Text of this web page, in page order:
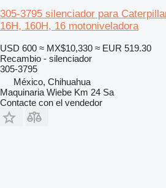
305-3795 silenciador para
16H, 160H, 16 motoniveladora
USD 600 ≈ MX$10,330 ≈ EUR 519.30
Recambio - silenciador
305-3795
México, Chihuahua
Maquinaria Wiebe Km 24 Sa
Contacte con el vendedor